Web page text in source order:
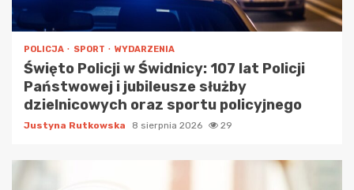
POLICJA SPORT WYDARZENIA
Święto Policji w Świdnicy: 107 lat Policji
Państwowej i jubileusze służby
dzielnicowych oraz sportu policyjnego
Justyna Rutkowska 8 sierpnia 2026 29